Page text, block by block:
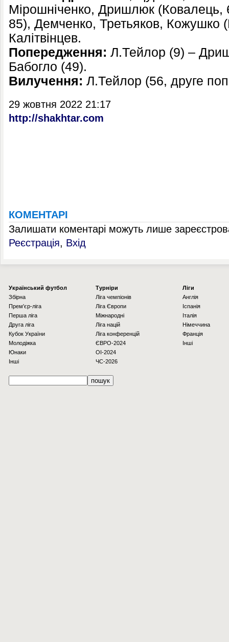
Мірошніченко, Дришлюк
85), Демченко, Третьяков, Кожушко
Калітвінцев.
Попередження: Л.Тейлор (9) –
Бабогло (49).
Вилучення: Л.Тейлор (56, друге
29 жовтня 2022 21:17
http://shakhtar.com
КОМЕНТАРІ
Залишати коментарі можуть лише
Реєстрація, Вхід
Українcький футбол
Збірна
Прем'єр-ліга
Перша ліга
Друга ліга
Кубок України
Молодіжка
Юнаки
Інші
Турніри
Ліга чемпіонів
Ліга Європи
Міжнародні
Ліга націй
Ліга конференцій
ЄВРО-2024
OI-2024
ЧС-2026
Ліги
Англія
Іспанія
Італія
Німеччина
Франція
Інші